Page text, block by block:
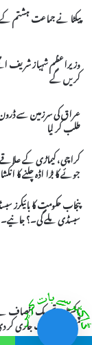
پیکٹا نے جماعت ہشتم کے امتحانات 2026 کے
کریں گے
عراق کی سرزمین سے
طلب کر لیا
کراچی، کیماڑی کے
جوئے کا بڑا اڈہ چلنے کا انکشاف،
پنجاب حکومت کا بائیکرز
سبسڈی ملے گی۔؟ جانیے۔
پاکستان تحریک
متعلق وضاحت جاری کر